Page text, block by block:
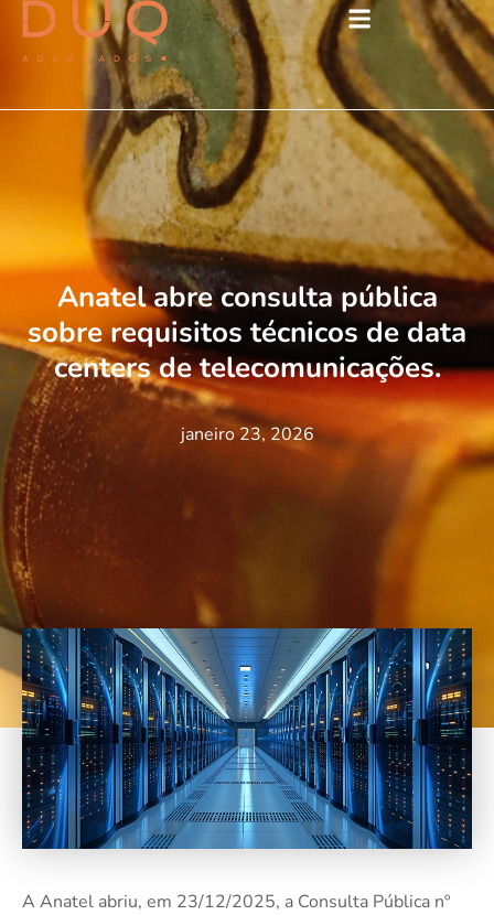
Anatel abre consulta pública
sobre requisitos técnicos de data
centers de telecomunicações.
janeiro 23, 2026
A Anatel abriu, em 23/12/2025, a Consulta Pública nº